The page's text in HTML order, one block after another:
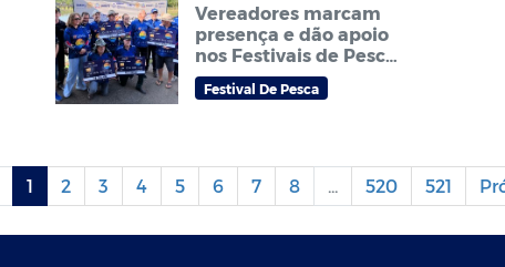
Vereadores marcam
presença e dão apoio
nos Festivais de Pesca
Amador que abrem
temporada do
Festival De Pesca
1 2 3 4 5 6 7 8 ... 520 521